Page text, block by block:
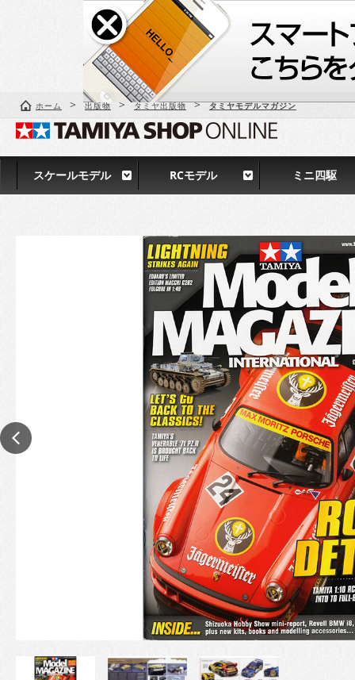
スケールモデル RCモデル ミニ四駆
ホーム > 出版物 > タミヤ出版物 > タミヤモデルマガジン